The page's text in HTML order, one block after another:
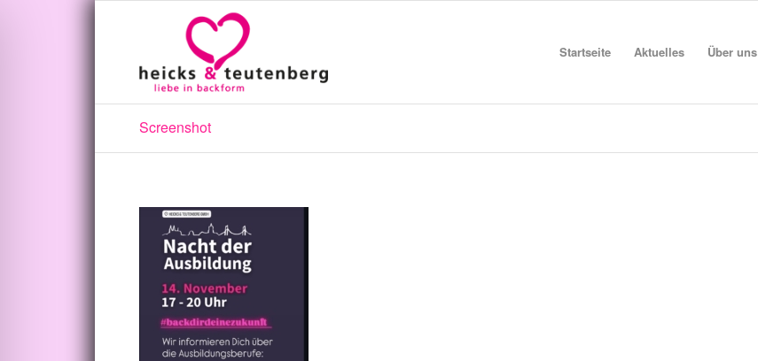
Startseite Aktuelles Über uns
Screenshot